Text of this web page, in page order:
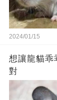
2024/01/15
想讓龍貓乖
對